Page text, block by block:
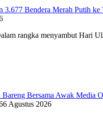
Bendera Merah Putih ke
rangka menyambut Hari
Bersama Awak Media
6 Agustus 2026